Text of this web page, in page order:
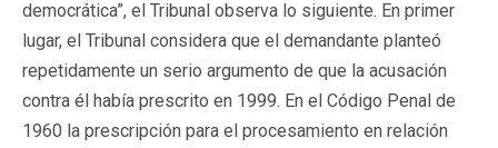
democrática”, el Tribunal observa lo siguiente. En primer
lugar, el Tribunal considera que el demandante planteó
repetidamente un serio argumento de que la acusación
contra él había prescrito en 1999. En el Código Penal de
1960 la prescripción para el procesamiento en relación